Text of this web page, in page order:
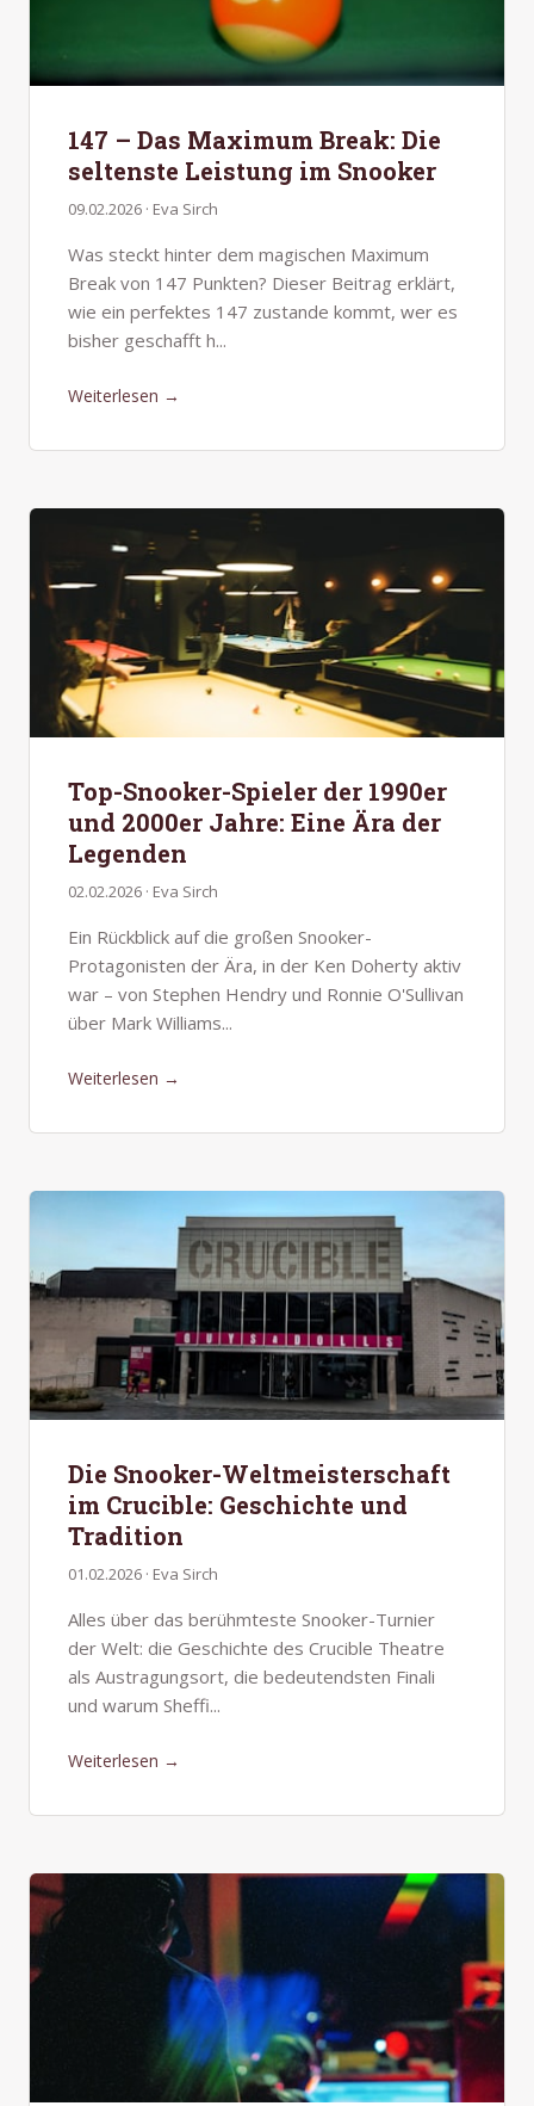
147 – Das Maximum Break: Die
seltenste Leistung im Snooker
09.02.2026 · Eva Sirch
Was steckt hinter dem magischen Maximum
Break von 147 Punkten? Dieser Beitrag erklärt,
wie ein perfektes 147 zustande kommt, wer es
bisher geschafft h...
Weiterlesen →
Top-Snooker-Spieler der 1990er
und 2000er Jahre: Eine Ära der
Legenden
02.02.2026 · Eva Sirch
Ein Rückblick auf die großen Snooker-
Protagonisten der Ära, in der Ken Doherty aktiv
war – von Stephen Hendry und Ronnie O'Sullivan
über Mark Williams...
Weiterlesen →
Die Snooker-Weltmeisterschaft
im Crucible: Geschichte und
Tradition
01.02.2026 · Eva Sirch
Alles über das berühmteste Snooker-Turnier
der Welt: die Geschichte des Crucible Theatre
als Austragungsort, die bedeutendsten Finali
und warum Sheffi...
Weiterlesen →